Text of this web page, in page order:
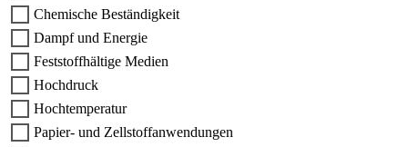
Chemische Beständigkeit
Dampf und Energie
Feststoffhältige Medien
Hochdruck
Hochtemperatur
Papier- und Zellstoffanwendungen